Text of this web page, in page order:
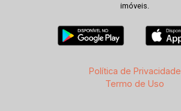
imóveis.
Política de Privacidade
Termo de Uso